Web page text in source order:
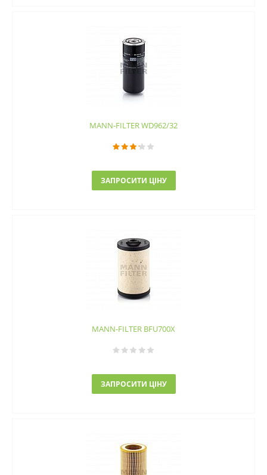
MANN-FILTER WD962/32
ЗАПРОСИТИ ЦІНУ
MANN-FILTER BFU700X
ЗАПРОСИТИ ЦІНУ